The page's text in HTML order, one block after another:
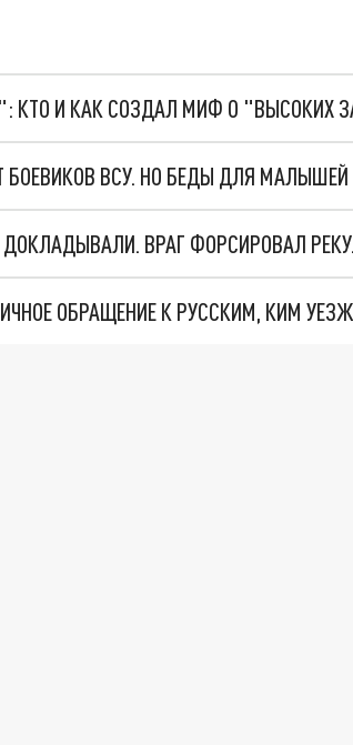
КТО И КАК СОЗДАЛ МИФ О "ВЫСОКИХ
ВСУ. НО БЕДЫ ДЛЯ МАЛЫШЕЙ